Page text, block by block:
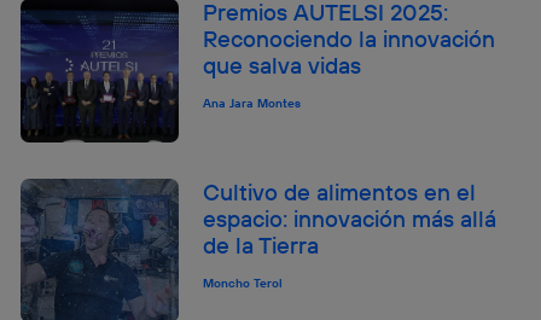
Premios AUTELSI 2025:
Reconociendo la innovación
que salva vidas
Ana Jara Montes
Cultivo de alimentos en el
espacio: innovación más allá
de la Tierra
Moncho Terol